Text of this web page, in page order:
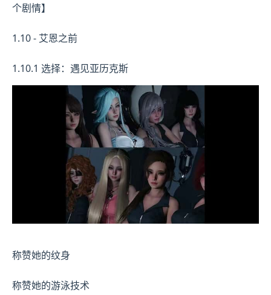
个剧情】
1.10 - 艾恩之前
1.10.1 选择：遇见亚历克斯
称赞她的纹身
称赞她的游泳技术